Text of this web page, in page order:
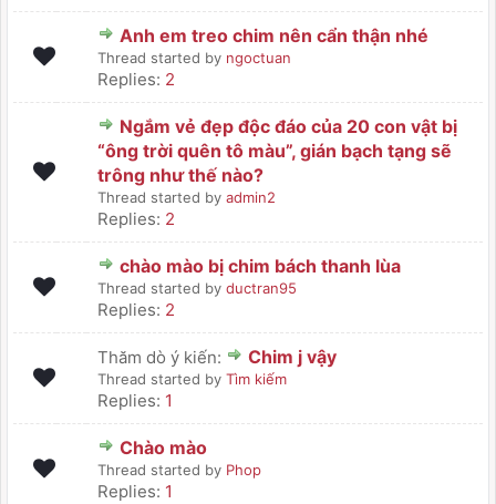
Anh em treo chim nên cẩn thận nhé
Thread started by ngoctuan
Replies: 2
Ngắm vẻ đẹp độc đáo của 20 con vật bị
“ông trời quên tô màu”, gián bạch tạng sẽ
trông như thế nào?
Thread started by admin2
Replies: 2
chào mào bị chim bách thanh lùa
Thread started by ductran95
Replies: 2
Thăm dò ý kiến: Chim j vậy
Thread started by Tìm kiếm
Replies: 1
Chào mào
Thread started by Phop
Replies: 1